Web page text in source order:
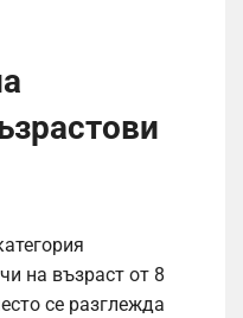
на възраст от 8
се разглежда